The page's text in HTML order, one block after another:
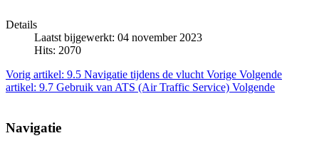
Details
Laatst bijgewerkt: 04 november 2023
Hits: 2070
Vorig artikel: 9.5 Navigatie tijdens de vlucht Vorige Volgende
artikel: 9.7 Gebruik van ATS (Air Traffic Service) Volgende
Navigatie